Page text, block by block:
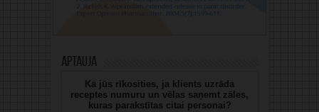
Aptauja
Kā jūs rīkosities, ja klients uzrāda
receptes numuru un vēlas saņemt zāles,
kuras parakstītas citai personai?